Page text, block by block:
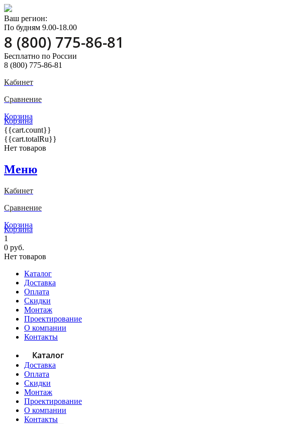
Ваш регион:
По будням 9.00-18.00
8 (800) 775-86-81
Бесплатно по России
8 (800) 775-86-81
Кабинет
Сравнение
Корзина
Корзина
{{cart.count}}
{{cart.totalRu}}
Нет товаров
Меню
Кабинет
Сравнение
Корзина
Корзина
1
0 руб.
Нет товаров
Каталог
Доставка
Оплата
Скидки
Монтаж
Проектирование
О компании
Контакты
Каталог
Доставка
Оплата
Скидки
Монтаж
Проектирование
О компании
Контакты